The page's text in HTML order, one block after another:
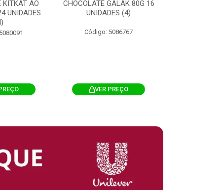
KITKAT AO
UNIDADES
CHOCOLATE GALAK 80G 16
UNIDADES (4)
Código: 5086767
VER PREÇO